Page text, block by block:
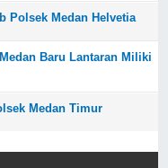
Polsek Medan Helvetia
Baru Lantaran Miliki
Medan Timur